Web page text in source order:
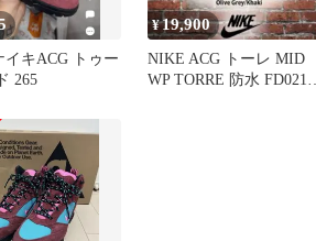
イキACG トゥー
265
¥19,900
NIKE ACG トーレ MID
WP TORRE 防水 FD0212